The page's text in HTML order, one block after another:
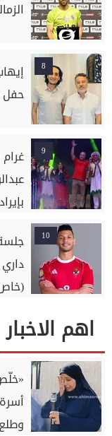
8
حفل
9
10
اهم الاخبار